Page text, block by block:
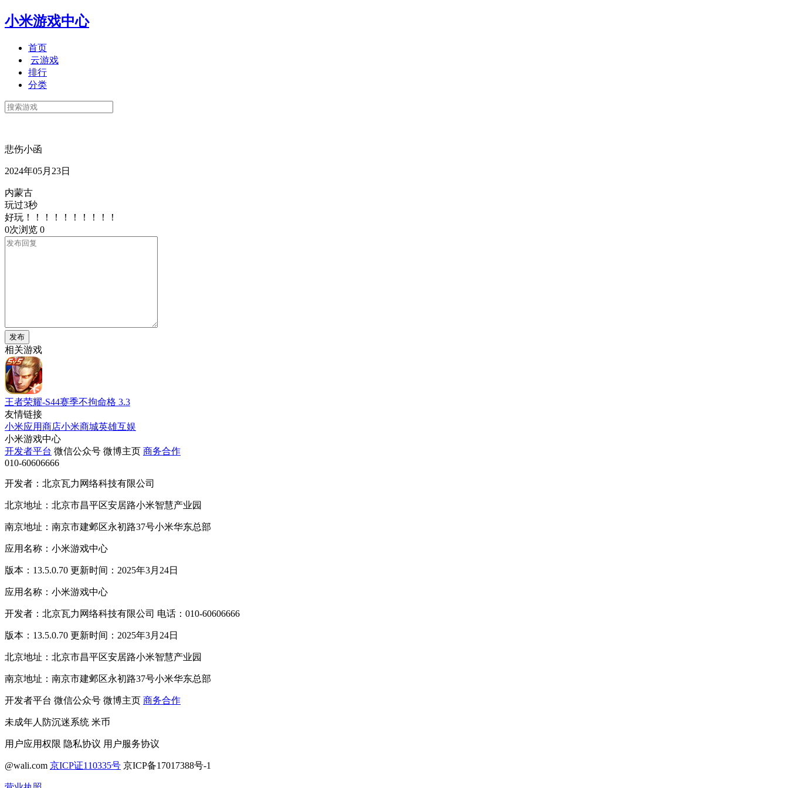
小米游戏中心
首页
云游戏
排行
分类
悲伤小函
2024年05月23日
内蒙古
玩过3秒
好玩！！！！！！！！！！
0次浏览 0
发布
相关游戏
王者荣耀-S44赛季不拘命格 3.3
友情链接
小米应用商店小米商城英雄互娱
小米游戏中心
开发者平台 微信公众号 微博主页 商务合作
010-60606666
开发者：北京瓦力网络科技有限公司
北京地址：北京市昌平区安居路小米智慧产业园
南京地址：南京市建邺区永初路37号小米华东总部
应用名称：小米游戏中心
版本：13.5.0.70 更新时间：2025年3月24日
应用名称：小米游戏中心
开发者：北京瓦力网络科技有限公司 电话：010-60606666
版本：13.5.0.70 更新时间：2025年3月24日
北京地址：北京市昌平区安居路小米智慧产业园
南京地址：南京市建邺区永初路37号小米华东总部
开发者平台 微信公众号 微博主页 商务合作
未成年人防沉迷系统 米币
用户应用权限 隐私协议 用户服务协议
@wali.com 京ICP证110335号 京ICP备17017388号-1